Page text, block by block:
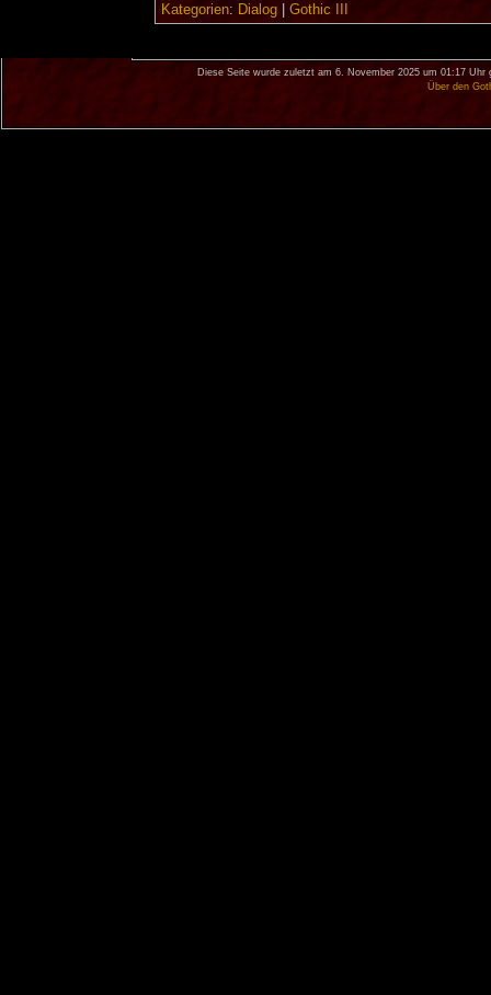
Kategorien: Dialog| Gothic III
Diese Seite wurde zuletzt am 6. November 2025 um 01:17 Uhr
Über den